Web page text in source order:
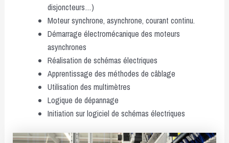
disjoncteurs…)
Moteur synchrone, asynchrone, courant continu.
Démarrage électromécanique des moteurs
asynchrones
Réalisation de schémas électriques
Apprentissage des méthodes de câblage
Utilisation des multimètres
Logique de dépannage
Initiation sur logiciel de schémas électriques